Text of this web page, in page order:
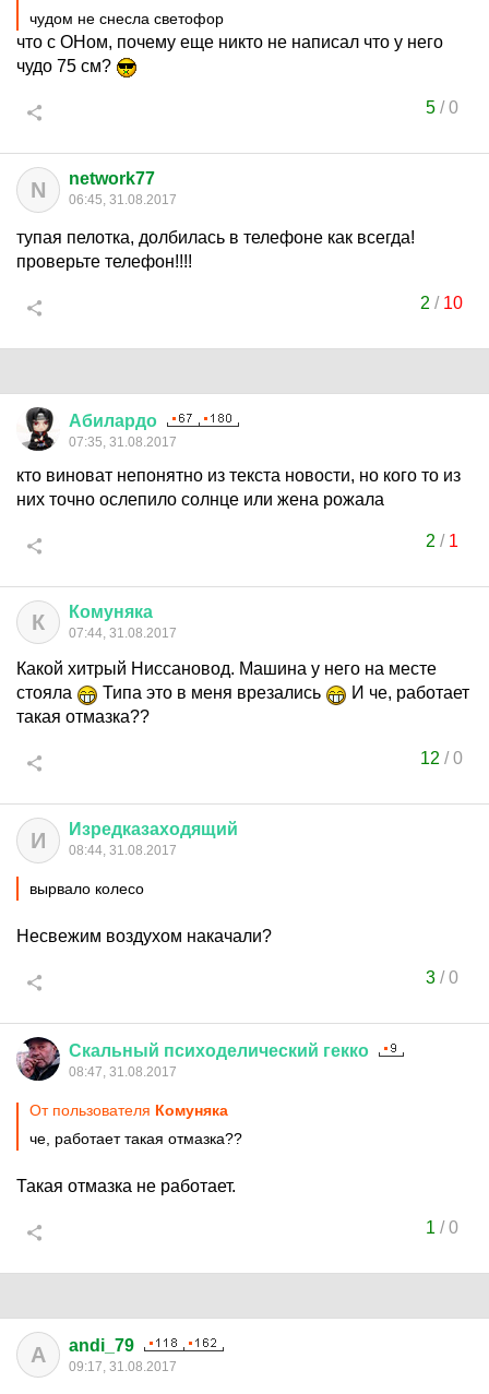
чудом не снесла светофор
что с ОНом, почему еще никто не написал что у него
чудо 75 см?
5/0
N network77
06:45, 31.08.2017
тупая пелотка, долбилась в телефоне как всегда!
проверьте телефон!!!!
2 / 10
Абилардо
07:35, 31.08.2017
кто виноват непонятно из текста новости, но кого то из
них точно ослепило солнце или жена рожала
2 / 1
К Комуняка
07:44, 31.08.2017
Какой хитрый Ниссановод. Машина у него на месте
стояла
Типа это в меня врезались
И че, работает
такая отмазка??
12 /0
И Изредказаходящий
08:44, 31.08.2017
вырвало колесо
Несвежим воздухом накачали?
3/0
Скальный психоделический гекко
08:47, 31.08.2017
От пользователя Комуняка
че, работает такая отмазка??
Такая отмазка не работает.
1 /0
A andi_79
09:17, 31.08.2017